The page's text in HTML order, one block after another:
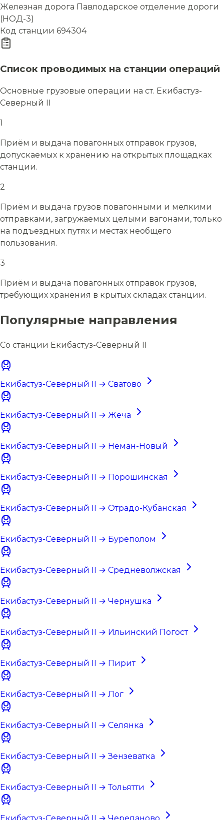
Железная дорога Павлодарское отделение дороги
(НОД-3)
Код станции 694304
Список проводимых на станции операций
Основные грузовые операции на ст. Екибастуз-
Северный II
1
Приём и выдача повагонных отправок грузов,
допускаемых к хранению на открытых площадках
станции.
2
Приём и выдача грузов повагонными и мелкими
отправками, загружаемых целыми вагонами, только
на подъездных путях и местах необщего
пользования.
3
Приём и выдача повагонных отправок грузов,
требующих хранения в крытых складах станции.
Популярные направления
Со станции Екибастуз-Северный II
Екибастуз-Северный II → Сватово
Екибастуз-Северный II → Жеча
Екибастуз-Северный II → Неман-Новый
Екибастуз-Северный II → Порошинская
Екибастуз-Северный II → Отрадо-Кубанская
Екибастуз-Северный II → Буреполом
Екибастуз-Северный II → Средневолжская
Екибастуз-Северный II → Чернушка
Екибастуз-Северный II → Ильинский Погост
Екибастуз-Северный II → Пирит
Екибастуз-Северный II → Лог
Екибастуз-Северный II → Селянка
Екибастуз-Северный II → Зензеватка
Екибастуз-Северный II → Тольятти